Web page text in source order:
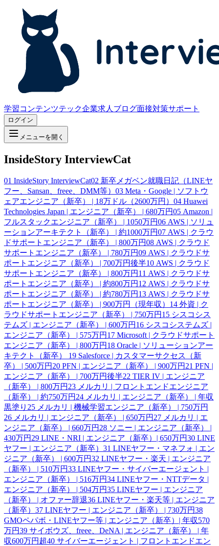
学習コンテンツテック企業求人 ブログ面接対策サポート
ログイン
メニューを開く
InsideStory InterviewCat
01 InsideStory InterviewCat02 新卒メガベン就職日記（LINEヤ
フー、Sansan、freee、DMM等） 03 Meta・Google | ソフトウ
ェアエンジニア（新卒） | 18万ドル（2600万円） 04 Huawei
Technologies Japan | エンジニア（新卒） | 680万円05 Amazon |
フルスタックエンジニア（新卒） | 1050万円06 AWS | ソリュ
ーションアーキテクト（新卒） | 約1000万円07 AWS | クラウ
ドサポートエンジニア（新卒） | 800万円08 AWS | クラウド
サポートエンジニア（新卒） | 780万円09 AWS | クラウドサ
ポートエンジニア（新卒） | 700万円後半10 AWS | クラウド
サポートエンジニア（新卒） | 800万円 11 AWS | クラウドサ
ポートエンジニア（新卒） | 約800万円 12 AWS | クラウドサ
ポートエンジニア（新卒） | 約780万円 13 AWS | クラウドサ
ポートエンジニア（新卒） | 900万円（現年収） 14 外資 | ク
ラウドサポートエンジニア（新卒） | 750万円 15 シスコシス
テムズ | エンジニア（新卒） | 600万円 16 シスコシステムズ |
エンジニア（新卒） | 575万円 17 Microsoft | クラウドサポート
エンジニア（新卒） | 800万円 18 Oracle | ソリューションアー
キテクト（新卒） 19 Salesforce | カスタマーサクセス（新
卒） | 500万円 20 PFN | エンジニア（新卒） | 900万円 21 PFN |
エンジニア（新卒） | 700万円後半22 TIER IV | エンジニア
（新卒） | 800万円 23 メルカリ | フロントエンドエンジニア
（新卒） | 約750万円 24 メルカリ | エンジニア（新卒） | 年収
黒塗り 25 メルカリ | 機械学習エンジニア（新卒） | 750万円
26 メルカリ | エンジニア（新卒） | 650万円 27 メルカリ | エ
ンジニア（新卒） | 660万円 28 ソニー | エンジニア（新卒） |
430万円 29 LINE・NRI | エンジニア（新卒）| 650万円30 LINE
ヤフー | エンジニア（新卒） 31 LINEヤフー・マネフォ | エン
ジニア（新卒） | 600万円32 LINEヤフー・楽天 | エンジニア
（新卒） | 510万円33 LINEヤフー・サイバーエージェント |
エンジニア（新卒） | 516万円34 LINEヤフー・NTTデータ |
エンジニア（新卒） | 504万円35 LINEヤフー | エンジニア
（新卒） | オファー辞退36 LINEヤフー・楽天等 | エンジニア
（新卒） 37 LINEヤフー | エンジニア（新卒） | 730万円38
GMOペパボ・LINEヤフー等 | エンジニア（新卒）| 年収570
万円39 サイボウズ、freee、DeNA | エンジニア（新卒） | 年
収600万円超40 サイバーエージェント | フロントエンドエン